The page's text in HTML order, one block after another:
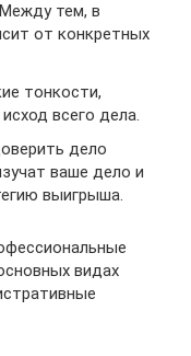
тем, в
от конкретных
тонкости,
всего дела.
дело
ваше дело и
выигрыша.
видах